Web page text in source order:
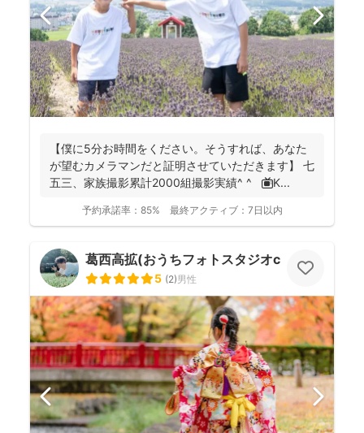
【僕に5分お時間をください。そうすれば、あなた
が望むカメラマンだと証明させていただきます】 七
五三、家族撮影累計2000組撮影実績^ ^ 📺K...
予約承諾率： 85% 最終アクティブ： 7日以内
葛西高拡(おうちフォトスタジオcocofilm)
5 (2)男性